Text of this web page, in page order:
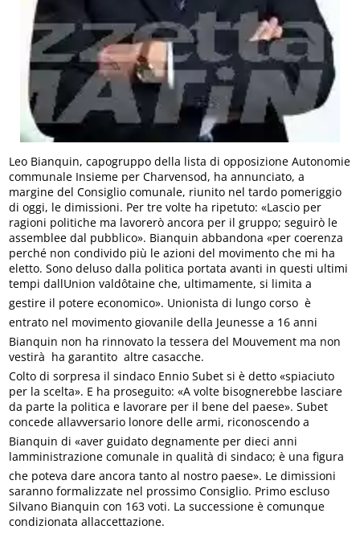
Leo Bianquin, capogruppo della lista di opposizione Autonomie
communale Insieme per Charvensod, ha annunciato, a
margine del Consiglio comunale, riunito nel tardo pomeriggio
di oggi, le dimissioni. Per tre volte ha ripetuto: «Lascio per
ragioni politiche ma lavorerò ancora per il gruppo; seguirò le
assemblee dal pubblico». Bianquin abbandona «per coerenza
perché non condivido più le azioni del movimento che mi ha
eletto. Sono deluso dalla politica portata avanti in questi ultimi
tempi dallUnion valdôtaine che, ultimamente, si limita a
gestire il potere economico». Unionista di lungo corso  è
entrato nel movimento giovanile della Jeunesse a 16 anni 
Bianquin non ha rinnovato la tessera del Mouvement ma non
vestirà  ha garantito  altre casacche.
Colto di sorpresa il sindaco Ennio Subet si è detto «spiaciuto
per la scelta». E ha proseguito: «A volte bisognerebbe lasciare
da parte la politica e lavorare per il bene del paese». Subet
concede allavversario lonore delle armi, riconoscendo a
Bianquin di «aver guidato degnamente per dieci anni
lamministrazione comunale in qualità di sindaco; è una figura
che poteva dare ancora tanto al nostro paese». Le dimissioni
saranno formalizzate nel prossimo Consiglio. Primo escluso
Silvano Bianquin con 163 voti. La successione è comunque
condizionata allaccettazione.